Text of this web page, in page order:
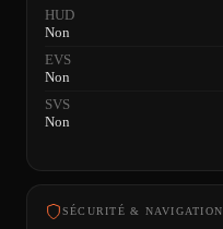
HUD
Non
EVS
Non
SVS
Non
SÉCURITÉ & NAVIGATION